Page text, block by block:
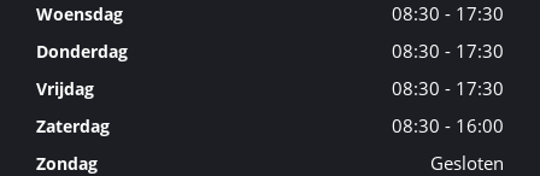
Woensdag 08:30 - 17:30
Donderdag 08:30 - 17:30
Vrijdag 08:30 - 17:30
Zaterdag 08:30 - 16:00
Zondag Gesloten